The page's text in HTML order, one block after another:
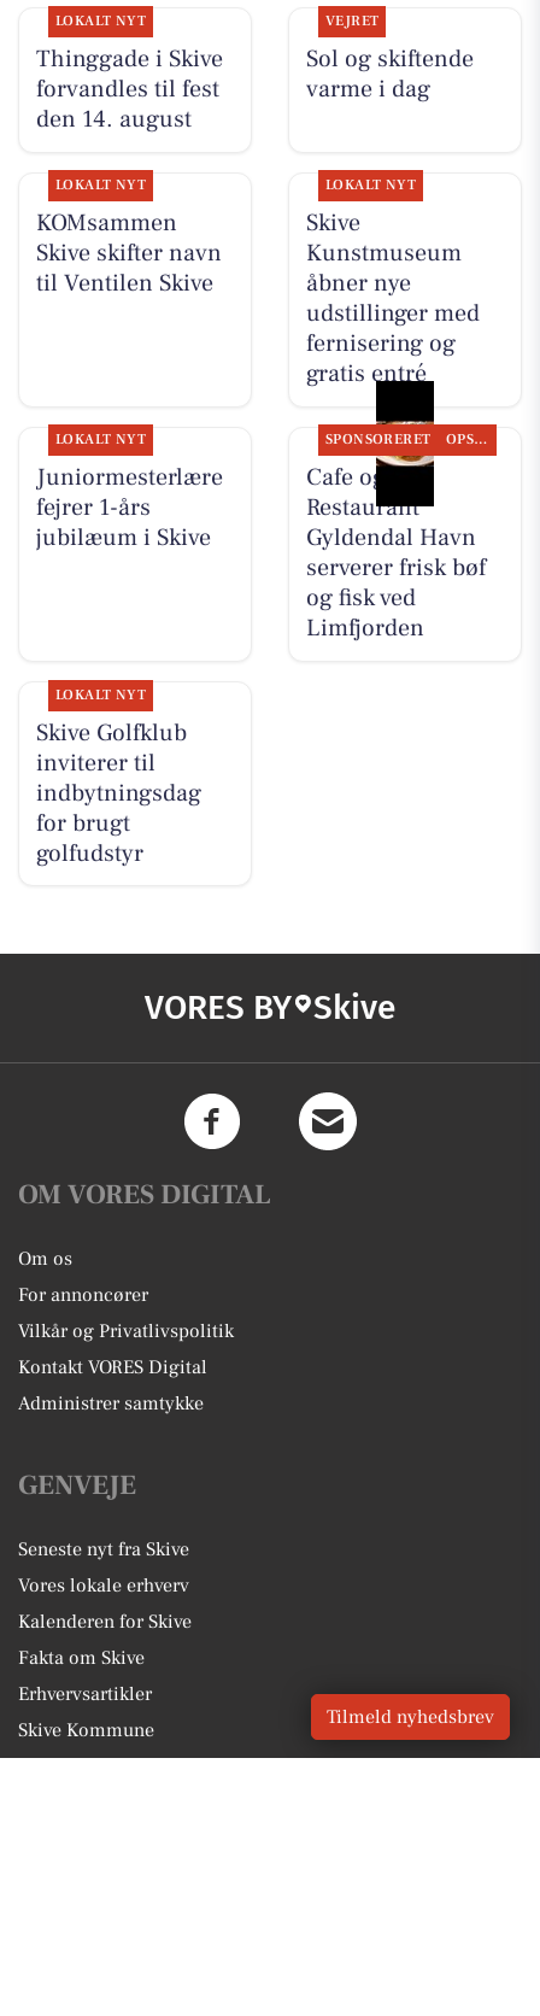
LOKALT NYT
Thinggade i Skive
forvandles til fest
den 14. august
VEJRET
Sol og skiftende
varme i dag
LOKALT NYT
KOMsammen
Skive skifter navn
til Ventilen Skive
LOKALT NYT
Skive
Kunstmuseum
åbner nye
udstillinger med
fernisering og
gratis entré
LOKALT NYT
Juniormesterlære
fejrer 1-års
jubilæum i Skive
SPONSORERET OPSLAGSTAVLEN
Cafe og
Restaurant
Gyldendal Havn
serverer frisk bøf
og fisk ved
Limfjorden
LOKALT NYT
Skive Golfklub
inviterer til
indbytningsdag
for brugt
golfudstyr
VORES BY Skive
OM VORES DIGITAL
Om os
For annoncører
Vilkår og Privatlivspolitik
Kontakt VORES Digital
Administrer samtykke
GENVEJE
Seneste nyt fra Skive
Vores lokale erhverv
Kalenderen for Skive
Fakta om Skive
Erhvervsartikler
Skive Kommune
Tilmeld nyhedsbrev